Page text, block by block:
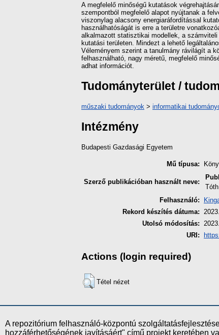
A megfelelő minőségű kutatások
szempontból megfelelő alapot nyújtanak a
viszonylag alacsony energiaráfordítással
használhatóságát is erre a területre
alkalmazott statisztikai modellek, a
kutatási területen. Mindezt a lehető
Véleményem szerint a tanulmány rávilágít a
felhasználható, nagy méretű, megfelelő
adhat információt.
Tudományterület /
műszaki tudományok > informatikai
Intézmény
Budapesti Gazdasági Egyetem
Mű típusa:
Szerző publikációban használt neve:
Felhasználó:
Rekord készítés dátuma:
Utolsó módosítás:
URI:
Actions (login required)
Tétel nézet
A repozitórium felhasználó-központú
hozzáférhetőségének javításáért" című projekt keretében